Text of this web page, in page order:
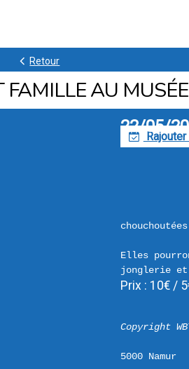
k Retour
AU
22/05/
F
Elles
Prix : 10€ /
Copyright